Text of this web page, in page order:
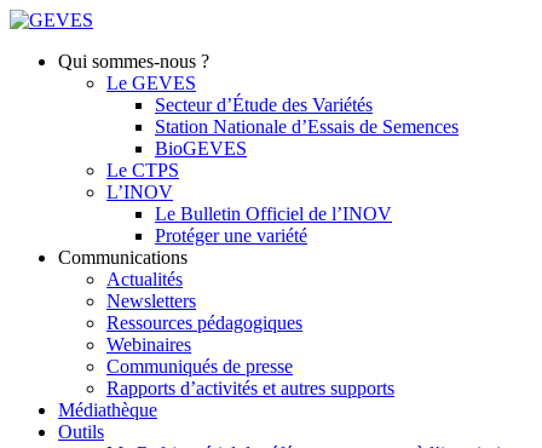
Qui sommes-nous ?
Le GEVES
Secteur d’Étude des Variétés
Station Nationale d’Essais de Semences
BioGEVES
Le CTPS
L’INOV
Le Bulletin Officiel de l’INOV
Protéger une variété
Communications
Actualités
Newsletters
Ressources pédagogiques
Webinaires
Communiqués de presse
Rapports d’activités et autres supports
Médiathèque
Outils